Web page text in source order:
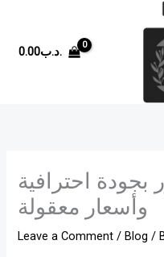
content.د.ب0.00
بجودة احترافية
وأسعار معقولة
Leave a Comment /Blog /